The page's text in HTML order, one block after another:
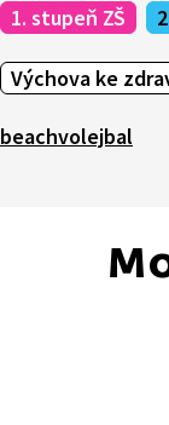
1. stupeň ZŠ
Výchova ke
beachvolejbal